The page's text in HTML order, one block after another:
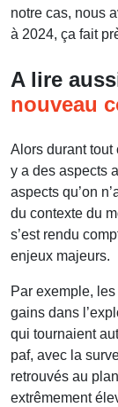
notre cas, nous
à 2024, ça fait
A lire
nouveau
Alors durant tout
y a des aspects
aspects qu’on
du contexte du
s’est rendu
enjeux majeurs.
Par exemple,
gains dans
qui tournaient
paf, avec la
retrouvés au
extrêmement